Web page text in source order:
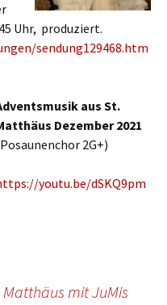
Uhr, produziert.
sendung129468.htm
aus St.
Dezember 2021
2G+)
youtu.be/dSKQ9pm
mit JuMis